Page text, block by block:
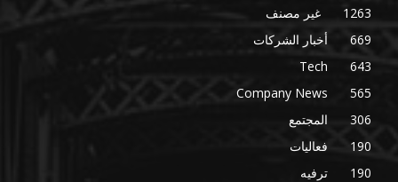
غير مصنف
1263
أخبار الشركات
669
Tech
643
Company News
565
المجتمع
306
فعاليات
190
ترفيه
190